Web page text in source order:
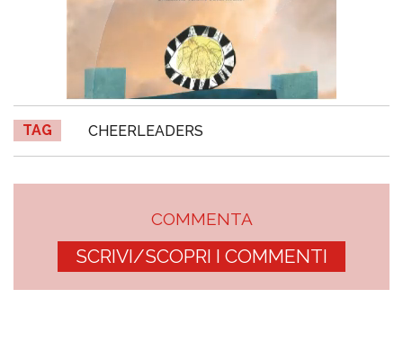
TAG CHEERLEADERS
COMMENTA
SCRIVI/SCOPRI I COMMENTI